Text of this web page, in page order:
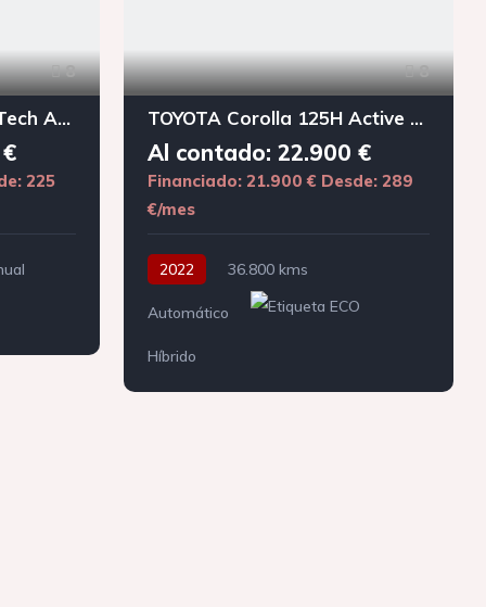
8
PEUGEOT 308 1.2 PureTech Active Pack
225
8
TOYOTA Corolla 125H Active Tech
Al contado: 22.900 €
Financiado: 21.900 € Desde: 289
€/mes
2022 36.800 kms
Automático
Híbrido